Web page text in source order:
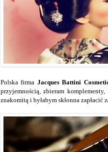
Polska firma Jacques Battini
przyjemnością, zbieram
znakomitą i byłabym skłonna